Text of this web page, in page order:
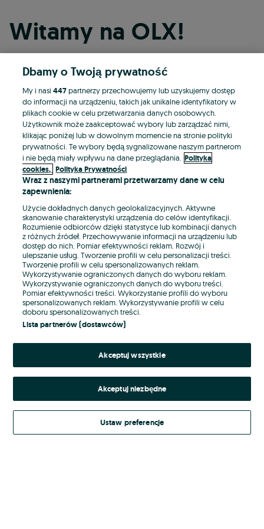
Witamy na OLX!
Kontynuuj przez Facebooka
Kontynuuj przez konto Apple
Kontynuuj przez konto Google
LUB
E-mail
Hasło
Nie pamiętasz hasła?
Zaloguj się
Kontynuując za pośrednictwem jednego z dostawców wskazanych powyżej,
Regulamin serwisuOLX.pl w jego aktualnym brzmieniu.
Dbamy o Twoją prywatność
My i nasi447partnerzy przechowujemy lub uzyskujemy dostęp
do informacji na urządzeniu, takich jak unikalne identyfikatory w
plikach cookie w celu przetwarzania danych osobowych.
Użytkownik może zaakceptować wybory lub zarządzać nimi,
klikając poniżej lub w dowolnym momencie na stronie polityki
prywatności. Te wybory będą sygnalizowane naszym partnerom
i nie będą miały wpływu na dane przeglądania. Polityka
cookies, Polityka Prywatności
Wraz z naszymi partnerami przetwarzamy dane w celu
zapewnienia:
Użycie dokładnych danych geolokalizacyjnych. Aktywne
skanowanie charakterystyki urządzenia do celów identyfikacji.
Rozumienie odbiorców dzięki statystyce lub kombinacji danych
z różnych źródeł. Przechowywanie informacji na urządzeniu lub
dostęp do nich. Pomiar efektywności reklam. Rozwój i
ulepszanie usług. Tworzenie profili w celu personalizacji treści.
Tworzenie profili w celu spersonalizowanych reklam.
Wykorzystywanie ograniczonych danych do wyboru reklam.
Wykorzystywanie ograniczonych danych do wyboru treści.
Pomiar efektywności treści. Wykorzystanie profili do wyboru
spersonalizowanych reklam. Wykorzystywanie profili w celu
doboru spersonalizowanych treści.
Lista partnerów (dostawców)
Akceptuj wszystkie
Akceptuj niezbędne
Ustaw preferencje